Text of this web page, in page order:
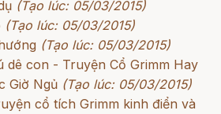
(Tạo lúc: 05/03/2015)
(Tạo lúc: 05/03/2015)
(Tạo lúc: 05/03/2015)
dê con - Truyện Cổ Grimm Hay
Giờ Ngủ (Tạo lúc: 05/03/2015)
cổ tích Grimm kinh điển và